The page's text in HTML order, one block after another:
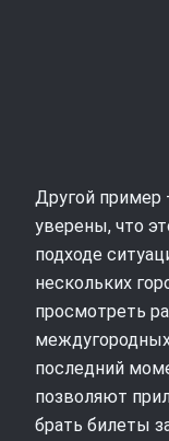
Другой пример
уверены, что
подходе
нескольких
просмотреть
последний
позволяют
брать билеты